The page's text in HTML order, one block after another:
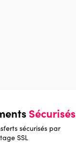
Sécurisés
sécurisés par
SSL